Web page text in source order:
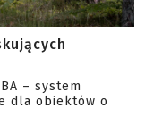
– system
dla obiektów o